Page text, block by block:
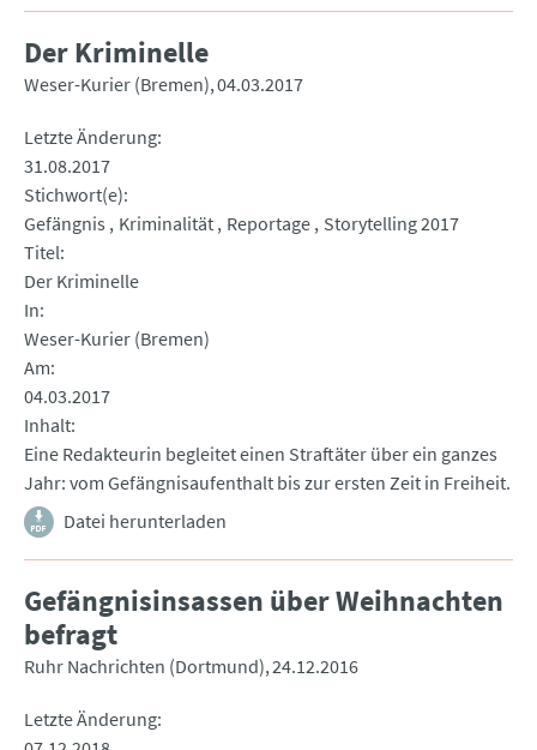
Der Kriminelle
Weser-Kurier (Bremen) 04.03.2017
Letzte Änderung
31.08.2017
Stichwort(e)
Gefängnis
Kriminalität Reportage Storytelling 2017
Titel
Der Kriminelle
In
Weser-Kurier (Bremen)
Am
04.03.2017
Inhalt
Eine Redakteurin begleitet einen Straftäter über ein ganzes
Jahr: vom Gefängnisaufenthalt bis zur ersten Zeit in Freiheit.
Datei herunterladen
Gefängnisinsassen über Weihnachten
befragt
Ruhr Nachrichten (Dortmund) 24.12.2016
Letzte Änderung